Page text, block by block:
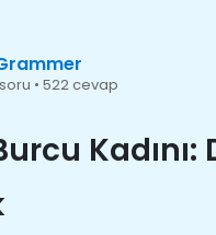
• 522 cevap